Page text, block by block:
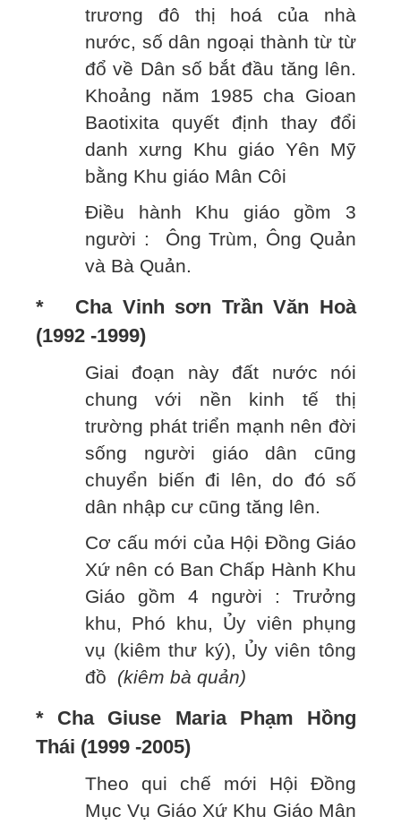
trương đô thị hoá của nhà
nước, số dân ngoại thành từ từ
đổ về Dân số bắt đầu tăng lên.
Khoảng năm 1985 cha Gioan
Baotixita quyết định thay đổi
danh xưng Khu giáo Yên Mỹ
bằng Khu giáo Mân Côi
Điều hành Khu giáo gồm 3
người : Ông Trùm, Ông Quản
và Bà Quản.
* Cha Vinh sơn Trần Văn Hoà
(1992 -1999)
Giai đoạn này đất nước nói
chung với nền kinh tế thị
trường phát triển mạnh nên đời
sống người giáo dân cũng
chuyển biến đi lên, do đó số
dân nhập cư cũng tăng lên.
Cơ cấu mới của Hội Đồng Giáo
Xứ nên có Ban Chấp Hành Khu
Giáo gồm 4 người : Trưởng
khu, Phó khu, Ủy viên phụng
vụ (kiêm thư ký), Ủy viên tông
đồ (kiêm bà quản)
* Cha Giuse Maria Phạm Hồng
Thái (1999 -2005)
Theo qui chế mới Hội Đồng
Mục Vụ Giáo Xứ Khu Giáo Mân